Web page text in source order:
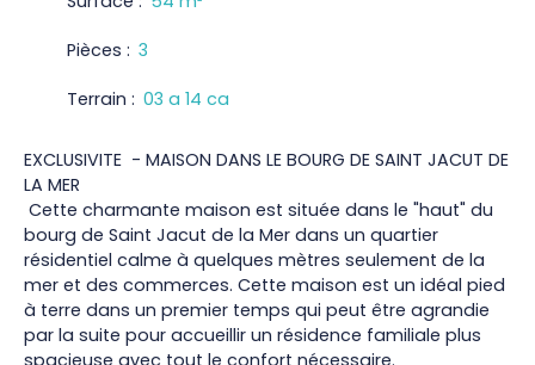
Pièces : 3
Terrain : 03 a 14 ca
EXCLUSIVITE - MAISON DANS LE BOURG DE SAINT JACUT DE
LA MER
Cette charmante maison est située dans le "haut" du
bourg de Saint Jacut de la Mer dans un quartier
résidentiel calme à quelques mètres seulement de la
mer et des commerces. Cette maison est un idéal pied
à terre dans un premier temps qui peut être agrandie
par la suite pour accueillir un résidence familiale plus
spacieuse avec tout le confort nécessaire.